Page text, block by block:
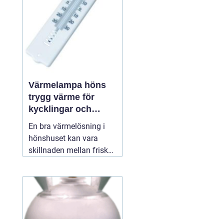
Värmelampa höns
trygg värme för
kycklingar och
vuxna höns
En bra värmelösning i
hönshuset kan vara
skillnaden mellan friska,
onödig stress eller
sjukdom. När
temperaturen faller, eller
när nya kycklingar